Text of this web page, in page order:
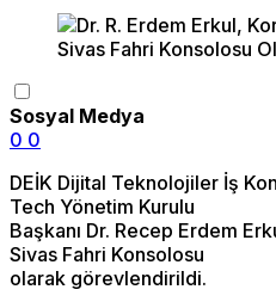
Sosyal Medya
0 0
DEİK Dijital Teknolojiler İş
Tech Yönetim Kurulu
Başkanı Dr. Recep Erdem
Sivas Fahri Konsolosu
olarak görevlendirildi.